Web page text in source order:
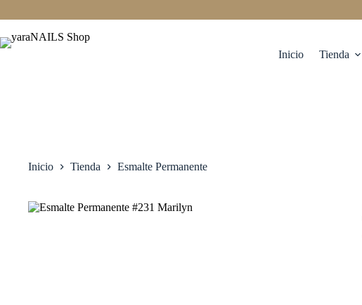
al
contenido
Inicio Tienda
Inicio Tienda Esmalte Permanente